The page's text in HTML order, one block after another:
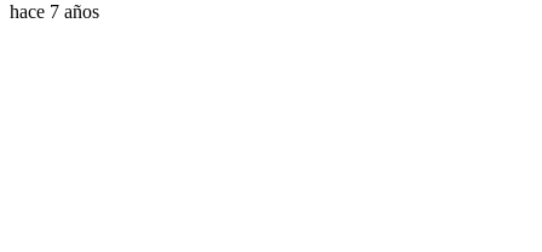
hace 7 años